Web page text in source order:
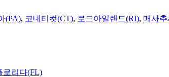
(PA), 코네티컷(CT), 로드아일랜드(RI), 매사
로리다(FL)